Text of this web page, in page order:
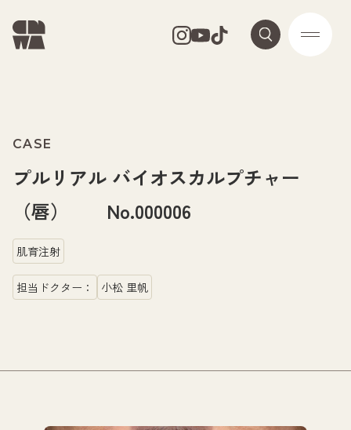
CASE
プルリアル バイオスカルプチャー
（唇） No.000006
肌育注射
担当ドクター： 小松 里帆